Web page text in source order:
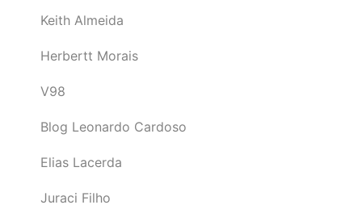
Keith Almeida
Herbertt Morais
V98
Blog Leonardo Cardoso
Elias Lacerda
Juraci Filho